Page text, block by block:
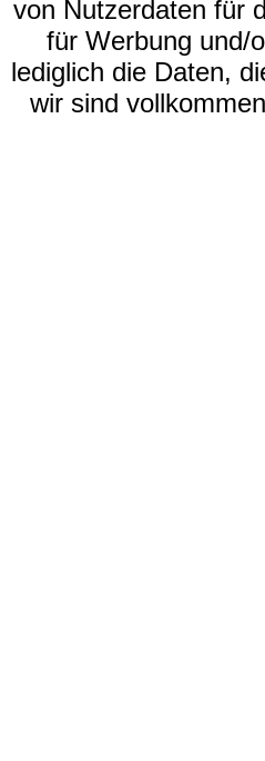
von Nutzerdaten für
für Werbung und/
lediglich die Daten,
wir sind